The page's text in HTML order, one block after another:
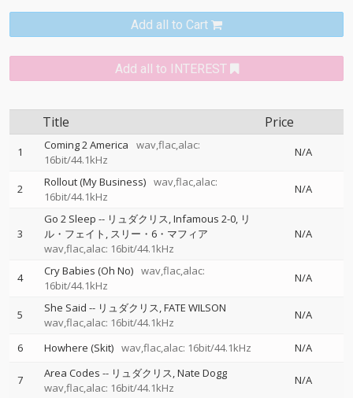
Add all to Cart
Add all to INTEREST
Title Price
1 Coming 2 America
wav,flac,alac:
16bit/44.1kHz
N/A
2 Rollout (My Business) wav,flac,alac:
16bit/44.1kHz
N/A
3
Go 2 Sleep -- リュダクリス Infamous 2-0 リ
ル・フェイト スリー・6・マフィア
wav,flac,alac: 16bit/44.1kHz
N/A
4 Cry Babies (Oh No) wav,flac,alac:
16bit/44.1kHz
N/A
5 She Said -- リュダクリス FATE WILSON
wav,flac,alac: 16bit/44.1kHz
N/A
6 Howhere (Skit) wav,flac,alac: 16bit/44.1kHz N/A
7 Area Codes -- リュダクリス Nate Dogg
wav,flac,alac: 16bit/44.1kHz
N/A